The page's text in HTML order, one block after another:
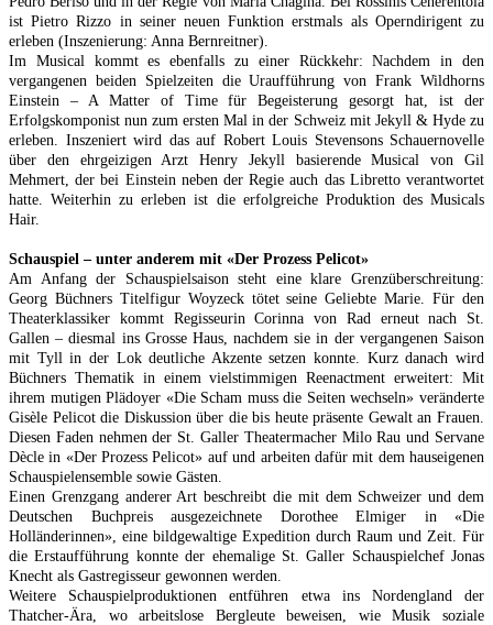
ist Pietro Rizzo in seiner neuen Funktion erstmals als Operndirigent zu
erleben (Inszenierung: Anna Bernreitner).
Im Musical kommt es ebenfalls zu einer Rückkehr: Nachdem in den
vergangenen beiden Spielzeiten die Uraufführung von Frank Wildhorns
Einstein – A Matter of Time für Begeisterung gesorgt hat, ist der
Erfolgskomponist nun zum ersten Mal in der Schweiz mit Jekyll & Hyde zu
erleben. Inszeniert wird das auf Robert Louis Stevensons Schauernovelle
über den ehrgeizigen Arzt Henry Jekyll basierende Musical von Gil
Mehmert, der bei Einstein neben der Regie auch das Libretto verantwortet
hatte. Weiterhin zu erleben ist die erfolgreiche Produktion des Musicals
Hair.
Schauspiel – unter anderem mit «Der Prozess Pelicot»
Am Anfang der Schauspielsaison steht eine klare Grenzüberschreitung:
Georg Büchners Titelfigur Woyzeck tötet seine Geliebte Marie. Für den
Theaterklassiker kommt Regisseurin Corinna von Rad erneut nach St.
Gallen – diesmal ins Grosse Haus, nachdem sie in der vergangenen Saison
mit Tyll in der Lok deutliche Akzente setzen konnte. Kurz danach wird
Büchners Thematik in einem vielstimmigen Reenactment erweitert: Mit
ihrem mutigen Plädoyer «Die Scham muss die Seiten wechseln» veränderte
Gisèle Pelicot die Diskussion über die bis heute präsente Gewalt an Frauen.
Diesen Faden nehmen der St. Galler Theatermacher Milo Rau und Servane
Dècle in «Der Prozess Pelicot» auf und arbeiten dafür mit dem hauseigenen
Schauspielensemble sowie Gästen.
Einen Grenzgang anderer Art beschreibt die mit dem Schweizer und dem
Deutschen Buchpreis ausgezeichnete Dorothee Elmiger in «Die
Holländerinnen», eine bildgewaltige Expedition durch Raum und Zeit. Für
die Erstaufführung konnte der ehemalige St. Galler Schauspielchef Jonas
Knecht als Gastregisseur gewonnen werden.
Weitere Schauspielproduktionen entführen etwa ins Nordengland der
Thatcher-Ära, wo arbeitslose Bergleute beweisen, wie Musik soziale